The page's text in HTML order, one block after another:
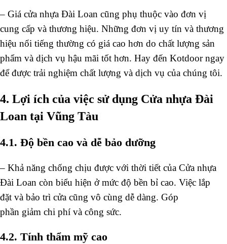
– Giá cửa nhựa Đài Loan cũng phụ thuộc vào đơn vị
cung cấp và thương hiệu. Những đơn vị uy tín và thương
hiệu nổi tiếng thường có giá cao hơn do chất lượng sản
phẩm và dịch vụ hậu mãi tốt hơn. Hay đến Kotdoor ngay
để được trải nghiệm chất lượng và dịch vụ của chúng tôi.
4. Lợi ích của việc sử dụng Cửa nhựa Đài
Loan tại Vũng Tàu
4.1. Độ bền cao và dễ bảo dưỡng
– Khả năng chống chịu được với thời tiết của Cửa nhựa
Đài Loan còn biểu hiện ở mức độ bền bỉ cao. Việc lắp
đặt và bảo trì cửa cũng vô cùng dễ dàng. Góp
phần giảm chi phí và công sức.
4.2. Tính thẩm mỹ cao